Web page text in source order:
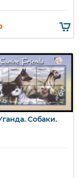
Собаки.